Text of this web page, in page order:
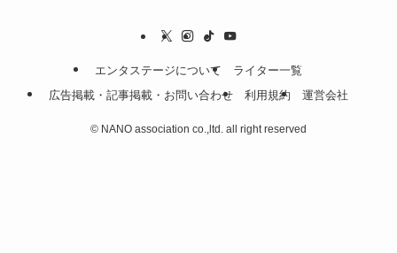
エンタステージについて
ライター一覧
広告掲載・記事掲載・お問い合わせ
利用規約 運営会社
© NANO association co.,ltd. all right reserved